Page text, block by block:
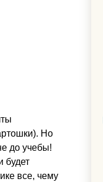
Но
до учебы!
будет
все, чему